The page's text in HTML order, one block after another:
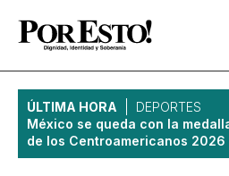
ÚLTIMA HORA
DEPORTES
México se queda con la
de los Centroamericanos 2026